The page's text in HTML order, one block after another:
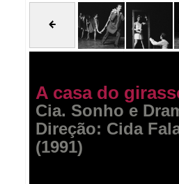
A casa do
Cia. Sonho e
Direção: Cida
(1991)